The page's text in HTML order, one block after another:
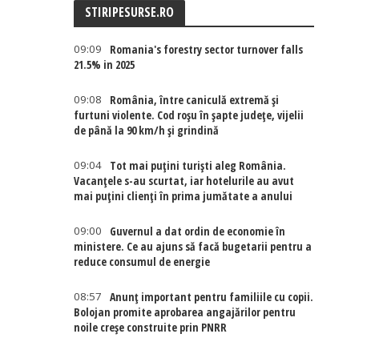
STIRIPESURSE.RO
09:09
Romania's forestry sector turnover falls
21.5% in 2025
09:08
România, între caniculă extremă și
furtuni violente. Cod roșu în șapte județe, vijelii
de până la 90 km/h și grindină
09:04
Tot mai puțini turiști aleg România.
Vacanțele s-au scurtat, iar hotelurile au avut
mai puțini clienți în prima jumătate a anului
09:00
Guvernul a dat ordin de economie în
ministere. Ce au ajuns să facă bugetarii pentru a
reduce consumul de energie
08:57
Anunț important pentru familiile cu copii.
Bolojan promite aprobarea angajărilor pentru
noile creșe construite prin PNRR